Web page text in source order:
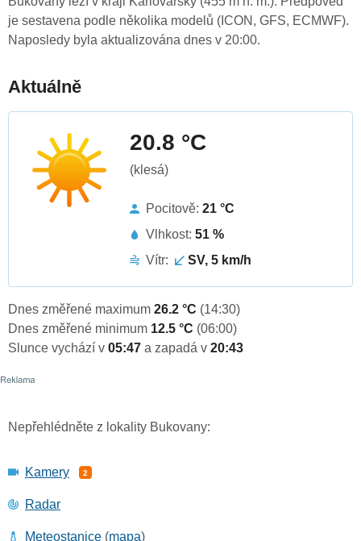
je sestavena podle několika modelů (ICON, GFS, ECMWF).
Naposledy byla aktualizována dnes v 20:00.
Aktuálně
20.8 °C
(klesá)
Pocitově: 21 °C
Vlhkost: 51 %
Vítr:
SV, 5 km/h
Dnes změřené maximum 26.2 °C (14:30)
Dnes změřené minimum 12.5 °C (06:00)
Slunce vychází v 05:47 a zapadá v 20:43
Nepřehlédněte z lokality Bukovany:
Kamery 2
Radar
Meteostanice (mapa)